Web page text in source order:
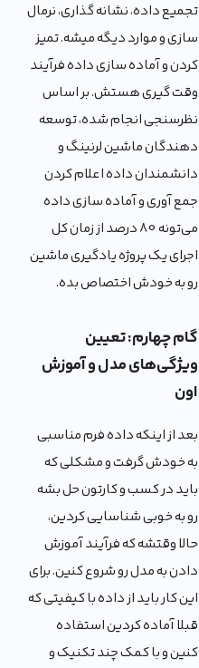
تجمیع داده، نشانه گذاری، نرمال
سازی و موارد دیگه میشه. تمیز
کردن و آماده سازی داده فرآیند
وقت گیری هستش. بر اساس
نظرسنجی انجام شده، توسعه
دهندگان ماشین لرنینگ و
دانشمندان داده اعلام کردن
جمع آوری و آماده سازی داده
می‌تونه 80 درصد از زمان کل
اجرای یک پروژه یادگیری ماشین
رو به خودش اختصاص بده.
گام چهارم: تعیین
ویژگی‌های مدل و آموزش
اون
بعد از اینکه داده فرم مناسبی
به خودش گرفت و مشکلی که
باید در کسب و کارتون حل بشه
رو به خوبی شناسایی کردین،
حالا وقتشه که فرآیند آموزش
دادن به مدل رو شروع کنین. برای
این کار باید از داده با کیفیتی که
قبلا آماده کردین استفاده
کنین و با کمک چند تکنیک و